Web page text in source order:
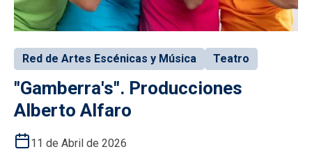
Red de Artes Escénicas y Música Teatro
"Gamberra's". Producciones
Alberto Alfaro
11 de Abril de 2026